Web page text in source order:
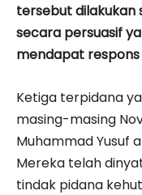
tersebut dilakukan
secara persuasif
mendapat
Ketiga terpidana
masing-masing
Muhammad Yusuf
Mereka telah
tindak pidana